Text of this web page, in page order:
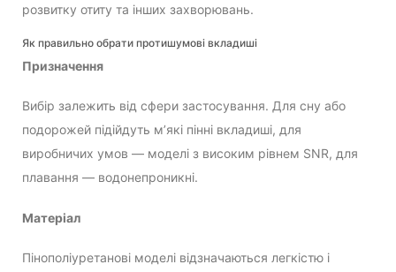
розвитку отиту та інших захворювань.
Як правильно обрати протишумові вкладиші
Призначення
Вибір залежить від сфери застосування. Для сну або
подорожей підійдуть м’які пінні вкладиші, для
виробничих умов — моделі з високим рівнем SNR, для
плавання — водонепроникні.
Матеріал
Пінополіуретанові моделі відзначаються легкістю і